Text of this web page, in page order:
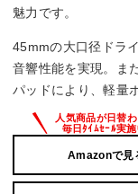
5Hz～40kHz
コード長
3 m
魅力です。
45mmの大口径ドラ
音響性能を実現。ま
パッドにより、軽量
Amazonで見